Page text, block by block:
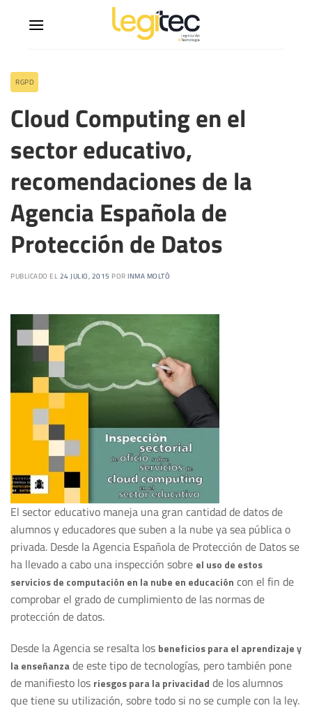
RGPD
Cloud Computing en el
sector educativo,
recomendaciones de la
Agencia Española de
Protección de Datos
PUBLICADO EL 24 JULIO, 2015 POR INMA MOLTÓ
El sector educativo maneja una gran cantidad de datos de
alumnos y educadores que suben a la nube ya sea pública o
privada. Desde la Agencia Española de Protección de Datos se
ha llevado a cabo una inspección sobre el uso de estos
servicios de computación en la nube en educación con el fin de
comprobar el grado de cumplimiento de las normas de
protección de datos.
Desde la Agencia se resalta los beneficios para el aprendizaje y
la enseñanzade este tipo de tecnologías, pero también pone
de manifiesto los riesgos para la privacidad de los alumnos
que tiene su utilización, sobre todo si no se cumple con la ley.